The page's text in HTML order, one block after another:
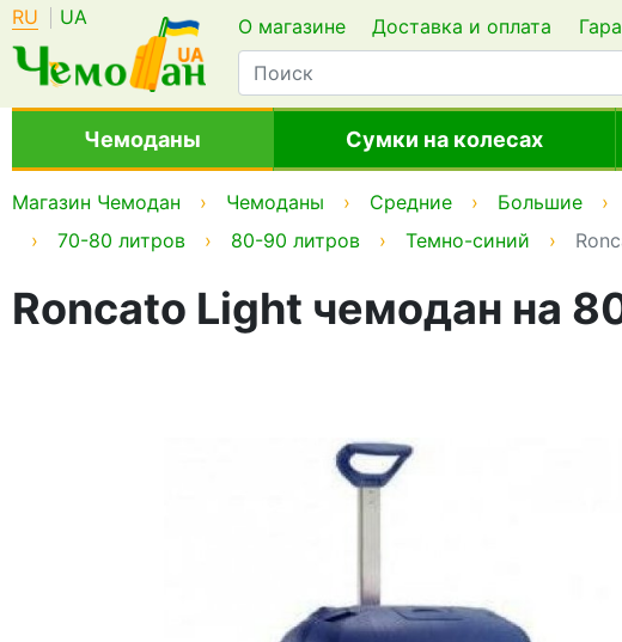
RU UA О магазине Доставка и оплата
Чемоданы Сумки на колесах
Магазин Чемодан Чемоданы Средние Большие
70-80 литров
80-90 литров Темно-синий
Roncato Light чемодан на